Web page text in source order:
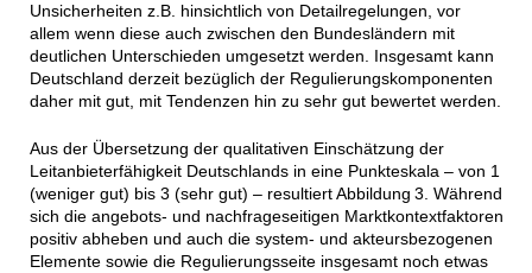
Unsicherheiten z.B. hinsichtlich von Detailregelungen, vor
allem wenn diese auch zwischen den Bundesländern mit
deutlichen Unterschieden umgesetzt werden. Insgesamt kann
Deutschland derzeit bezüglich der Regulierungskomponenten
daher mit gut, mit Tendenzen hin zu sehr gut bewertet werden.
Aus der Übersetzung der qualitativen Einschätzung der
Leitanbieterfähigkeit Deutschlands in eine Punkteskala – von 1
(weniger gut) bis 3 (sehr gut) – resultiert Abbildung 3. Während
sich die angebots- und nachfrageseitigen Marktkontextfaktoren
positiv abheben und auch die system- und akteursbezogenen
Elemente sowie die Regulierungsseite insgesamt noch etwas